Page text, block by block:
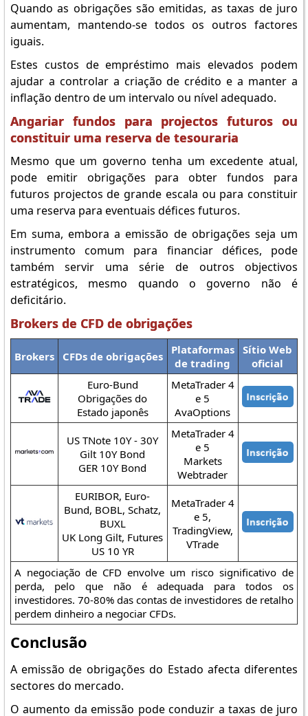
Quando as obrigações são emitidas, as taxas de juro
aumentam, mantendo-se todos os outros factores
iguais.
Estes custos de empréstimo mais elevados podem
ajudar a controlar a criação de crédito e a manter a
inflação dentro de um intervalo ou nível adequado.
Angariar fundos para projectos futuros ou
constituir uma reserva de tesouraria
Mesmo que um governo tenha um excedente atual,
pode emitir obrigações para obter fundos para
futuros projectos de grande escala ou para constituir
uma reserva para eventuais défices futuros.
Em suma, embora a emissão de obrigações seja um
instrumento comum para financiar défices, pode
também servir uma série de outros objectivos
estratégicos, mesmo quando o governo não é
deficitário.
Brokers de CFD de obrigações
Brokers CFDs de obrigações
Plataformas
de trading
Sítio Web
oficial
Euro-Bund
Obrigações do
Estado japonês
MetaTrader 4
e 5
AvaOptions
US TNote 10Y - 30Y
Gilt 10Y Bond
GER 10Y Bond
MetaTrader 4
e 5
Markets
Webtrader
EURIBOR, Euro-
Bund, BOBL, Schatz,
BUXL
UK Long Gilt, Futures
US 10 YR
MetaTrader 4
e 5,
TradingView,
VTrade
A negociação de CFD envolve um risco significativo de
perda, pelo que não é adequada para todos os
investidores. 70-80% das contas de investidores de retalho
perdem dinheiro a negociar CFDs.
Conclusão
A emissão de obrigações do Estado afecta diferentes
sectores do mercado.
O aumento da emissão pode conduzir a taxas de juro